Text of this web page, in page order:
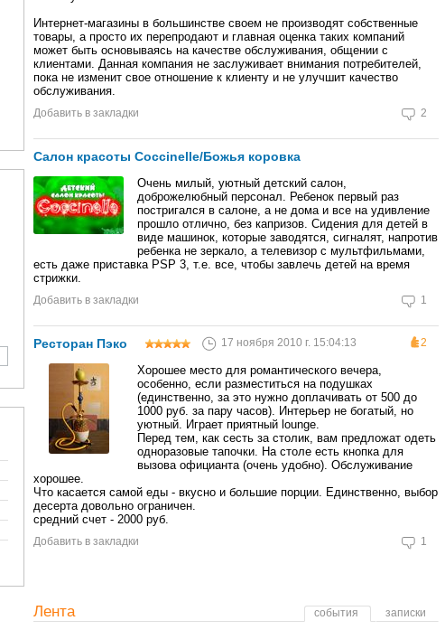
Интернет-магазины в большинстве своем не производят собственные
товары, а просто их перепродают и главная оценка таких компаний
может быть основываясь на качестве обслуживания, общении с
клиентами. Данная компания не заслуживает внимания потребителей,
пока не изменит свое отношение к клиенту и не улучшит качество
обслуживания.
Добавить в закладки 2
Салон красоты Coccinelle/Божья коровка
Очень милый, уютный детский салон,
доброжелюбный персонал. Ребенок первый раз
постригался в салоне, а не дома и все на удивление
прошло отлично, без капризов. Сидения для детей в
виде машинок, которые заводятся, сигналят, напротив
ребенка не зеркало, а телевизор с мультфильмами,
есть даже приставка PSP 3, т.е. все, чтобы завлечь детей на время
стрижки.
Добавить в закладки 1
Ресторан Пэко 17 ноября 2010 г. 15:04:13 2
Хорошее место для романтического вечера,
особенно, если разместиться на подушках
(единственно, за это нужно доплачивать от 500 до
1000 руб. за пару часов). Интерьер не богатый, но
уютный. Играет приятный lounge.
Перед тем, как сесть за столик, вам предложат одеть
одноразовые тапочки. На столе есть кнопка для
вызова официанта (очень удобно). Обслуживание
хорошее.
Что касается самой еды - вкусно и большие порции. Единственно, выбор
десерта довольно ограничен.
средний счет - 2000 руб.
Добавить в закладки 1
Лента события записки